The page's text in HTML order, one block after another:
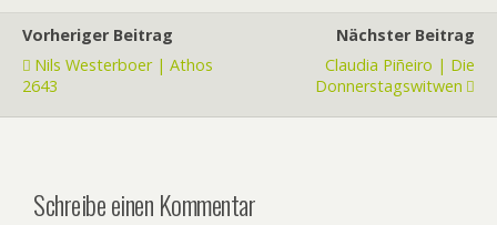
Vorheriger Beitrag
Nils Westerboer | Athos
2643
Nächster Beitrag
Claudia Piñeiro | Die
Donnerstagswitwen
Schreibe einen Kommentar